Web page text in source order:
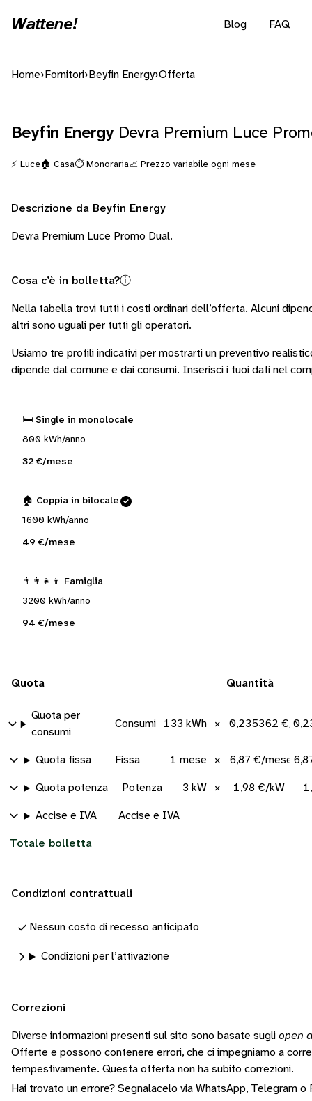
Wattene! Blog FAQ
Home› Fornitori› Beyfin Energy›Offerta
Beyfin Energy Devra Premium Luce
⚡ Luce🏠 Casa⏱️ Monoraria📈 Prezzo variabile ogni mese
Descrizione da Beyfin Energy
Devra Premium Luce Promo Dual.
Cosa c’è in bolletta?ⓘ
Nella tabella trovi tutti i costi ordinari dell’offerta. Alcuni
altri sono uguali per tutti gli operatori.
Usiamo tre profili indicativi per mostrarti un preventivo
dipende dal comune e dai consumi. Inserisci i tuoi dati nel
🛏️ Single in monolocale
800 kWh/anno
32 €/mese
🏠 Coppia in bilocale
1600 kWh/anno
49 €/mese
👨‍👩‍👧‍👦 Famiglia
3200 kWh/anno
94 €/mese
Quota Quantità
Quota per
consumi
Consumi 133 kWh × 0,235362 €/
Quota fissa Fissa 1 mese × 6,87 €/mese
Quota potenza Potenza 3 kW × 1,98 €/kW
Accise e IVA Accise e IVA
Totale bolletta
Condizioni contrattuali
Nessun costo di recesso anticipato
Condizioni per l’attivazione
Correzioni
Diverse informazioni presenti sul sito sono basate sugli open
Offerte e possono contenere errori, che ci impegniamo a
tempestivamente. Questa offerta non ha subito correzioni.
Hai trovato un errore? Segnalacelo via WhatsApp, Telegram o